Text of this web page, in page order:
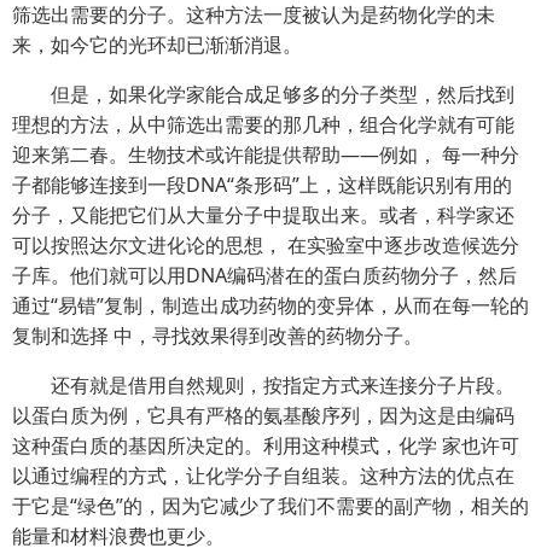
筛选出需要的分子。这种方法一度被认为是药物化学的未
来，如今它的光环却已渐渐消退。
但是，如果化学家能合成足够多的分子类型，然后找到
理想的方法，从中筛选出需要的那几种，组合化学就有可能
迎来第二春。生物技术或许能提供帮助——例如， 每一种分
子都能够连接到一段DNA“条形码”上，这样既能识别有用的
分子，又能把它们从大量分子中提取出来。或者，科学家还
可以按照达尔文进化论的思想， 在实验室中逐步改造候选分
子库。他们就可以用DNA编码潜在的蛋白质药物分子，然后
通过“易错”复制，制造出成功药物的变异体，从而在每一轮的
复制和选择 中，寻找效果得到改善的药物分子。
还有就是借用自然规则，按指定方式来连接分子片段。
以蛋白质为例，它具有严格的氨基酸序列，因为这是由编码
这种蛋白质的基因所决定的。利用这种模式，化学 家也许可
以通过编程的方式，让化学分子自组装。这种方法的优点在
于它是“绿色”的，因为它减少了我们不需要的副产物，相关的
能量和材料浪费也更少。